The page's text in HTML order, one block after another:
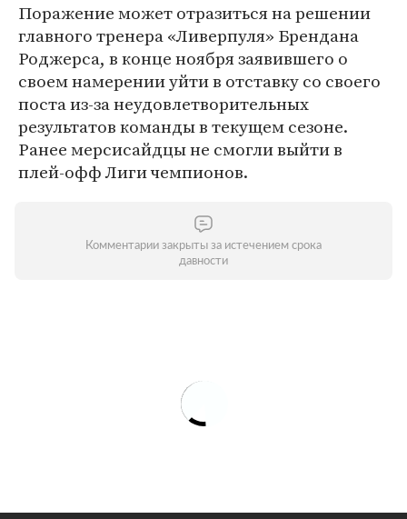
Поражение может отразиться на решении
главного тренера «Ливерпуля» Брендана
Роджерса, в конце ноября заявившего о
своем намерении уйти в отставку со своего
поста из-за неудовлетворительных
результатов команды в текущем сезоне.
Ранее мерсисайдцы не смогли выйти в
плей-офф Лиги чемпионов.
Комментарии закрыты за истечением срока
давности